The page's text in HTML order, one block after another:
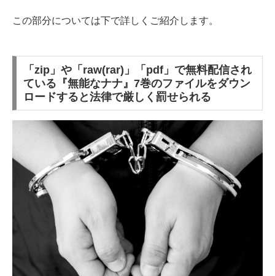
この部分については下で詳しくご紹介します。
「zip」や「raw(rar)」「pdf」で無料配信され
ている『無能なナナ』7巻のファイルをダウン
ロードすると法律で厳しく罰せられる